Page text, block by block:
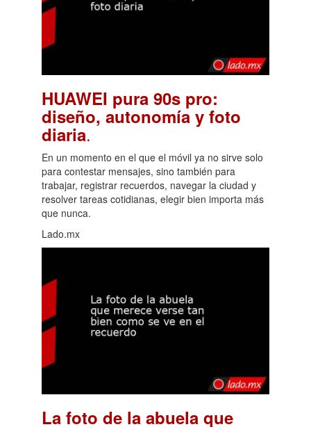
HUAWEI pura 90s pro:
diseño, autonomía y foto
diaria.
En un momento en el que el móvil ya no sirve solo
para contestar mensajes, sino también para
trabajar, registrar recuerdos, navegar la ciudad y
resolver tareas cotidianas, elegir bien importa más
que nunca.
Lado.mx
La foto de la abuela que